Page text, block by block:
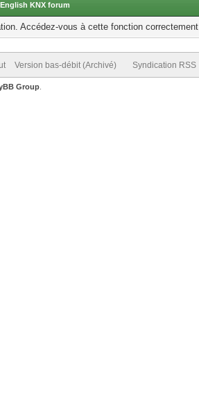
KNX forum
Accédez-vous à cette fonction
Version bas-débit (Archivé) Syndication RSS
Group